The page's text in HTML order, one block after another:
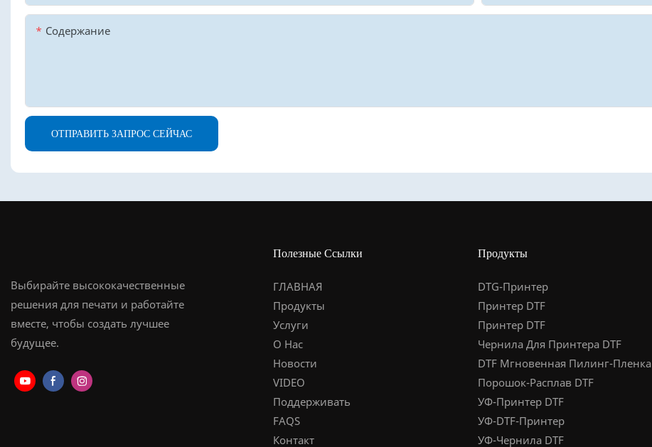
Содержание
ОТПРАВИТЬ ЗАПРОС СЕЙЧАС
Выбирайте высококачественные
решения для печати и работайте
вместе, чтобы создать лучшее
будущее.
Полезные Ссылки
ГЛАВНАЯ
Продукты
Услуги
О Нас
Новости
VIDEO
Поддерживать
FAQS
Контакт
Продукты
DTG-Принтер
Принтер DTF
Принтер DTF
Чернила Для Принтера DTF
DTF Мгновенная Пилинг-Пленка
Порошок-Расплав DTF
УФ-Принтер DTF
УФ-DTF-Принтер
УФ-Чернила DTF